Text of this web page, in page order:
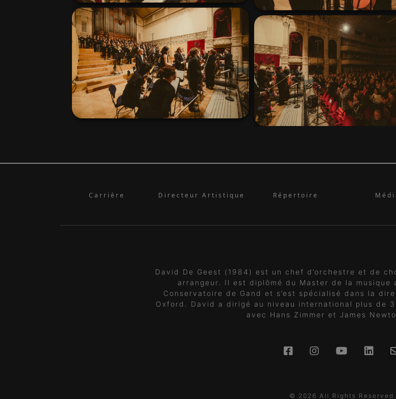
Carrière Directeur Artistique Répertoire
David De Geest (1984) est un chef d’orchestre et de
arrangeur. Il est diplômé du Master de la musique
Conservatoire de Gand et s’est spécialisé dans la
Oxford. David a dirigé au niveau international plus de
avec Hans Zimmer et James
© 2026 All Rights Reserved.